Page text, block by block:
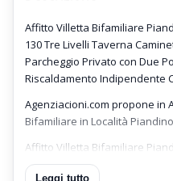
Affitto Villetta Bifamiliare
130 Tre Livelli Taverna
Parcheggio Privato con Due
Riscaldamento Indipendente
Agenziacioni.com propone in
Bifamiliare in Località
Affitto Villetta Bifamiliare
Mq 300,
Leggi tutto